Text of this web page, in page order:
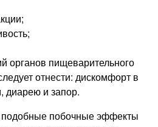
органов пищеварительного
отнести: дискомфорт в
диарею и запор.
побочные эффекты